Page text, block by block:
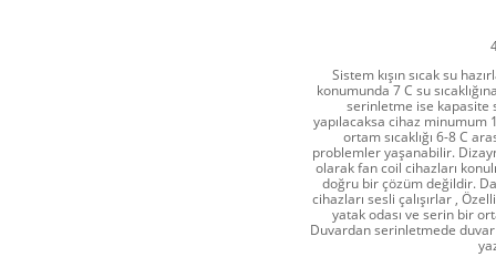
Sistem kışın sıcak su
konumunda 7 C su
serinletme ise kapasite
yapılacaksa cihaz minumum
ortam sıcaklığı 6-8 C
problemler yaşanabilir.
olarak fan coil cihazları
doğru bir çözüm değildir.
cihazları sesli çalışırlar ,
yatak odası ve serin bir
Duvardan serinletmede duvar